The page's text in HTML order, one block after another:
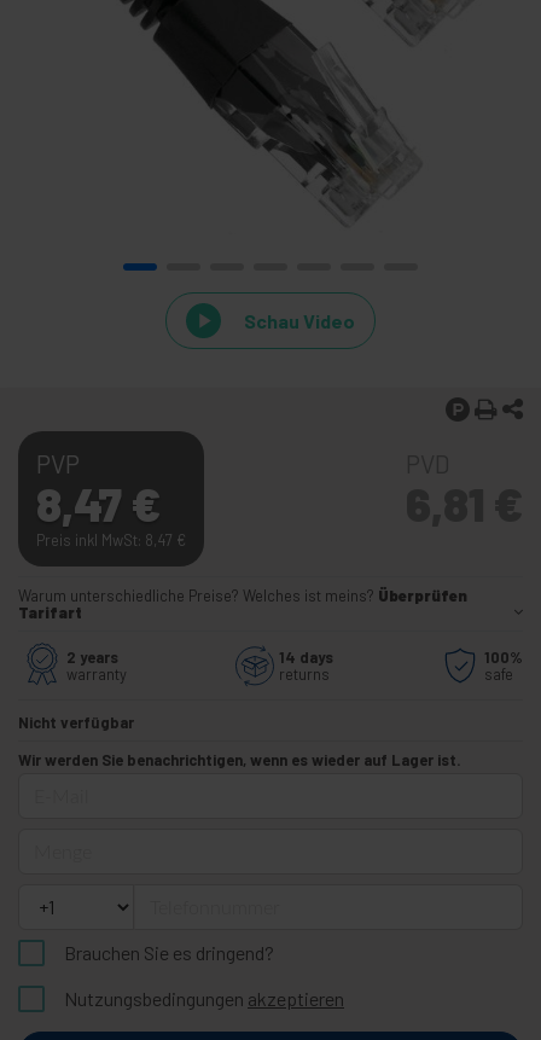
Schau Video
PVP
8,47 €
Preis inkl MwSt: 8,47 €
Warum unterschiedliche Preise? Welches ist meins? Überprüfen
Tarifart
2 years
warranty
14 days
returns
100%
safe
Nicht verfügbar
Wir werden Sie benachrichtigen, wenn es wieder auf Lager ist.
Brauchen Sie es dringend?
Nutzungsbedingungen akzeptieren